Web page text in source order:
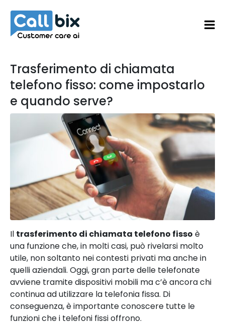
Trasferimento di chiamata
telefono fisso: come impostarlo
e quando serve?
Il trasferimento di chiamata telefono fisso è
una funzione che, in molti casi, può rivelarsi molto
utile, non soltanto nei contesti privati ma anche in
quelli aziendali. Oggi, gran parte delle telefonate
avviene tramite dispositivi mobili ma c’è ancora chi
continua ad utilizzare la telefonia fissa. Di
conseguenza, è importante conoscere tutte le
funzioni che i telefoni fissi offrono.